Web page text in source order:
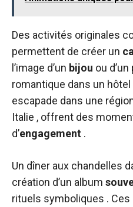
Des activités originales
permettent de créer un
l’image d’un bijou ou
romantique dans un
escapade dans une
Italie , offrent des
d’engagement .
Un dîner aux chandelles
création d’un album
rituels symboliques .